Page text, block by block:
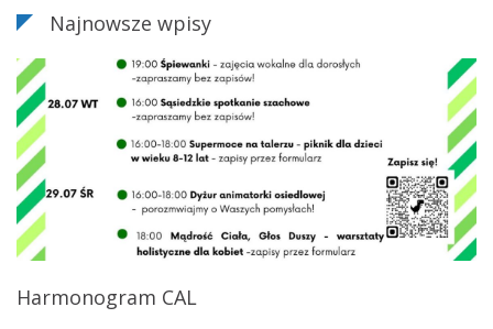
Najnowsze wpisy
Harmonogram CAL